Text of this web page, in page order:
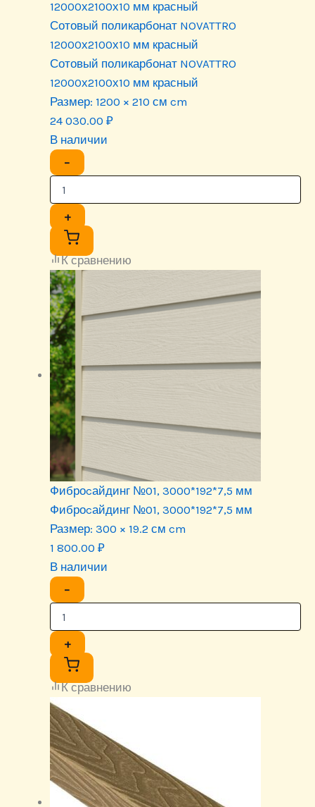
Сотовый поликарбонат NOVATTRO
12000х2100х10 мм красный
Сотовый поликарбонат NOVATTRO
12000х2100х10 мм красный
Размер: 1200 × 210 см cm
24 030.00 ₽
В наличии
−
+
К сравнению
Фиброcайдинг №01, 3000*192*7,5 мм
Фиброcайдинг №01, 3000*192*7,5 мм
Размер: 300 × 19.2 см cm
1 800.00 ₽
В наличии
−
+
К сравнению